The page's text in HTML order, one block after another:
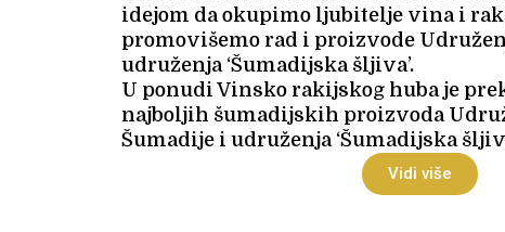
idejom da okupimo ljubitelje vina i
promovišemo rad i proizvode
udruženja ‘Šumadijska šljiva’.
U ponudi Vinsko rakijskog huba je
najboljih šumadijskih proizvoda
Šumadije i udruženja ‘Šumadijska
Vidi više